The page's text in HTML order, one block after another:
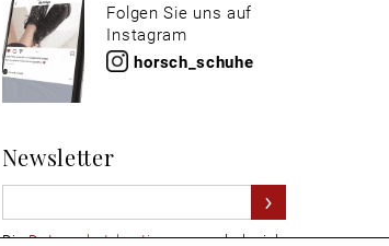
Folgen Sie uns auf
Instagram
horsch_schuhe
Newsletter
DieDatenschutzbestimmungenhabe ich